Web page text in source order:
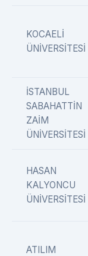
KOCAELİ
ÜNİVERSİTESİ
İSTANBUL
SABAHATTİN
ZAİM
ÜNİVERSİTESİ
HASAN
KALYONCU
ÜNİVERSİTESİ
ATILIM